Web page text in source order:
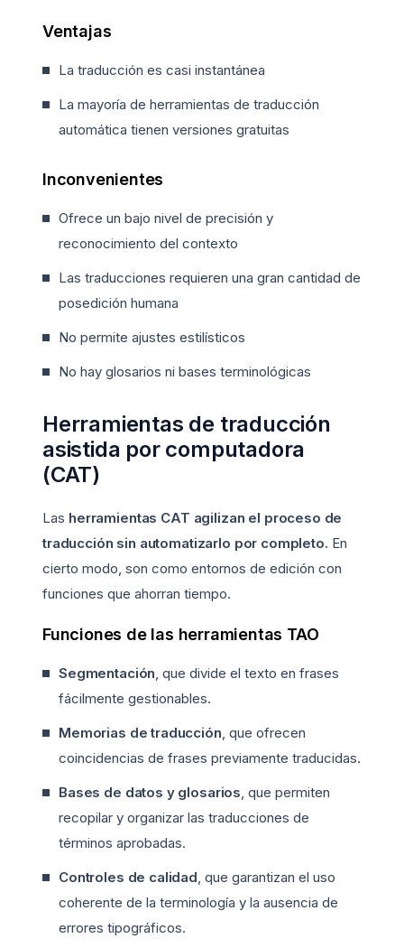
Ventajas
La traducción es casi instantánea
La mayoría de herramientas de traducción
automática tienen versiones gratuitas
Inconvenientes
Ofrece un bajo nivel de precisión y
reconocimiento del contexto
Las traducciones requieren una gran cantidad de
posedición humana
No permite ajustes estilísticos
No hay glosarios ni bases terminológicas
Herramientas de traducción
asistida por computadora
(CAT)
Las herramientas CAT agilizan el proceso de
traducción sin automatizarlo por completo. En
cierto modo, son como entornos de edición con
funciones que ahorran tiempo.
Funciones de las herramientas TAO
Segmentación , que divide el texto en frases
fácilmente gestionables.
Memorias de traducción , que ofrecen
coincidencias de frases previamente traducidas.
Bases de datos y glosarios , que permiten
recopilar y organizar las traducciones de
términos aprobadas.
Controles de calidad , que garantizan el uso
coherente de la terminología y la ausencia de
errores tipográficos.